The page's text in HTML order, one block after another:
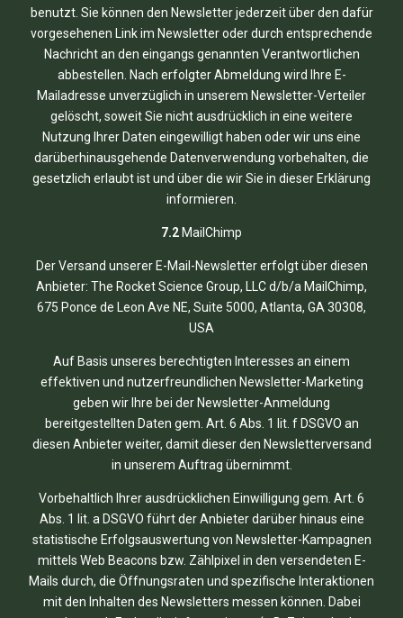
benutzt. Sie können den Newsletter jederzeit über den dafür
vorgesehenen Link im Newsletter oder durch entsprechende
Nachricht an den eingangs genannten Verantwortlichen
abbestellen. Nach erfolgter Abmeldung wird Ihre E-
Mailadresse unverzüglich in unserem Newsletter-Verteiler
gelöscht, soweit Sie nicht ausdrücklich in eine weitere
Nutzung Ihrer Daten eingewilligt haben oder wir uns eine
darüberhinausgehende Datenverwendung vorbehalten, die
gesetzlich erlaubt ist und über die wir Sie in dieser Erklärung
informieren.
7.2 MailChimp
Der Versand unserer E-Mail-Newsletter erfolgt über diesen
Anbieter: The Rocket Science Group, LLC d/b/a MailChimp,
675 Ponce de Leon Ave NE, Suite 5000, Atlanta, GA 30308,
USA
Auf Basis unseres berechtigten Interesses an einem
effektiven und nutzerfreundlichen Newsletter-Marketing
geben wir Ihre bei der Newsletter-Anmeldung
bereitgestellten Daten gem. Art. 6 Abs. 1 lit. f DSGVO an
diesen Anbieter weiter, damit dieser den Newsletterversand
in unserem Auftrag übernimmt.
Vorbehaltlich Ihrer ausdrücklichen Einwilligung gem. Art. 6
Abs. 1 lit. a DSGVO führt der Anbieter darüber hinaus eine
statistische Erfolgsauswertung von Newsletter-Kampagnen
mittels Web Beacons bzw. Zählpixel in den versendeten E-
Mails durch, die Öffnungsraten und spezifische Interaktionen
mit den Inhalten des Newsletters messen können. Dabei